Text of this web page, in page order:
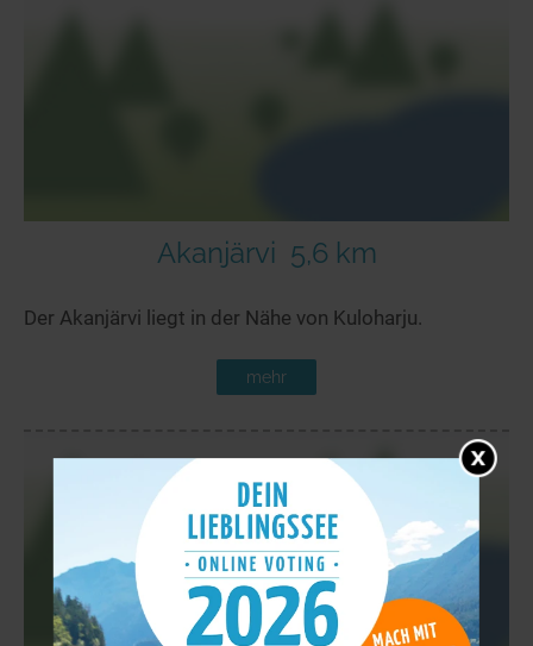
Akanjärvi 5,6 km
Der Akanjärvi liegt in der Nähe von Kuloharju.
mehr